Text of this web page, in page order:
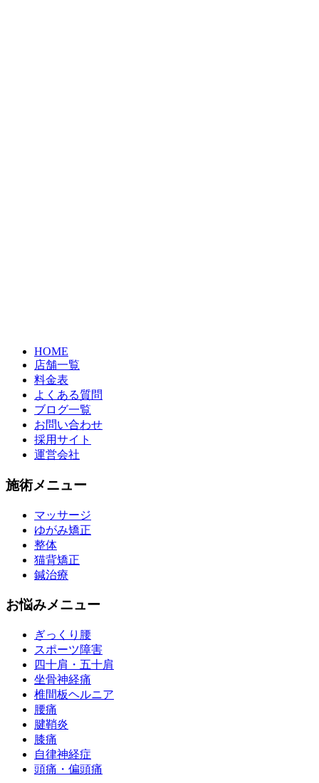
HOME
店舗一覧
料金表
よくある質問
ブログ一覧
お問い合わせ
採用サイト
運営会社
施術メニュー
マッサージ
ゆがみ矯正
整体
猫背矯正
鍼治療
お悩みメニュー
ぎっくり腰
スポーツ障害
四十肩・五十肩
坐骨神経痛
椎間板ヘルニア
腰痛
腱鞘炎
膝痛
自律神経症
頭痛・偏頭痛